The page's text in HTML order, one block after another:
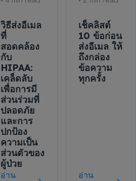
วิธีส่งอีเมล
ที่
สอดคล้อง
กับ
HIPAA:
เคล็ดลับ
เพื่อการมี
ส่วนร่วมที่
ปลอดภัย
และการ
ปกป้อง
ความเป็น
ส่วนตัวของ
ผู้ป่วย
อ่าน
เช็คลิสต์
10 ข้อก่อน
ส่งอีเมล ให้
ถึงกล่อง
ข้อความ
ทุกครั้ง
อ่าน